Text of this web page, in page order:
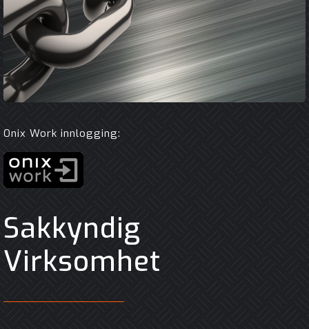
Onix Work innlogging:
Sakkyndig
Virksomhet